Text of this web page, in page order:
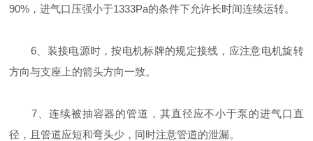
90%，进气口压强小于1333Pa的条件下允许长时间连续运转。
6、装接电源时，按电机标牌的规定接线，应注意电机旋转
方向与支座上的箭头方向一致。
7、连续被抽容器的管道，其直径应不小于泵的进气口直
径，且管道应短和弯头少，同时注意管道的泄漏。